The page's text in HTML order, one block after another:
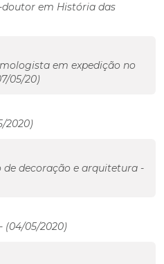
em História das
em expedição no
05/20)
2020)
de decoração e arquitetura -
05/2020)